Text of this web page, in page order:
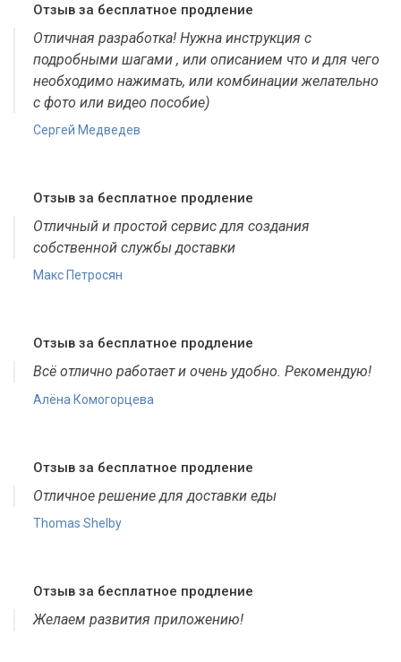
Отзыв за бесплатное продление
Отличная разработка! Нужна инструкция с
подробными шагами , или описанием что и для чего
необходимо нажимать, или комбинации желательно
с фото или видео пособие)
Сергей Медведев
Отзыв за бесплатное продление
Отличный и простой сервис для создания
собственной службы доставки
Макс Петросян
Отзыв за бесплатное продление
Всё отлично работает и очень удобно. Рекомендую!
Алёна Комогорцева
Отзыв за бесплатное продление
Отличное решение для доставки еды
Thomas Shelby
Отзыв за бесплатное продление
Желаем развития приложению!